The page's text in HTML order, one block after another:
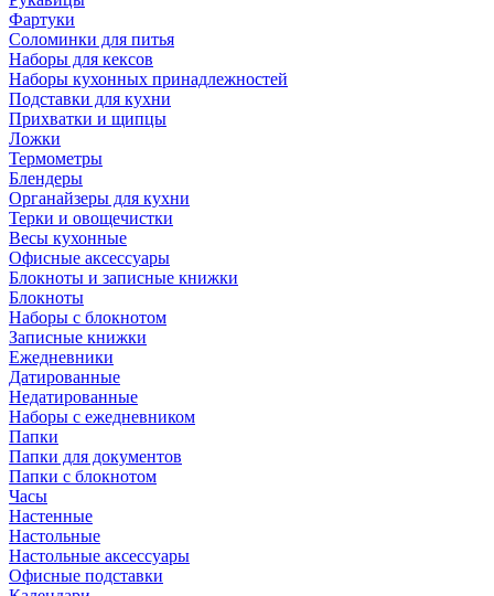
Фартуки
Соломинки для питья
Наборы для кексов
Наборы кухонных принадлежностей
Подставки для кухни
Прихватки и щипцы
Ложки
Термометры
Блендеры
Органайзеры для кухни
Терки и овощечистки
Весы кухонные
Офисные аксессуары
Блокноты и записные книжки
Блокноты
Наборы с блокнотом
Записные книжки
Ежедневники
Датированные
Недатированные
Наборы с ежедневником
Папки
Папки для документов
Папки с блокнотом
Часы
Настенные
Настольные
Настольные аксессуары
Офисные подставки